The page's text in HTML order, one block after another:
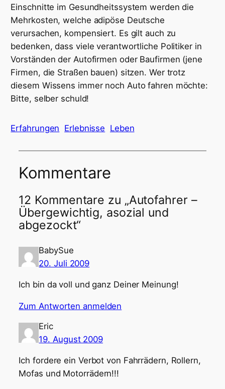
Einschnitte im Gesundheitssystem werden die
Mehrkosten, welche adipöse Deutsche
verursachen, kompensiert. Es gilt auch zu
bedenken, dass viele verantwortliche Politiker in
Vorständen der Autofirmen oder Baufirmen (jene
Firmen, die Straßen bauen) sitzen. Wer trotz
diesem Wissens immer noch Auto fahren möchte:
Bitte, selber schuld!
Erfahrungen Erlebnisse Leben
Kommentare
12 Kommentare zu „Autofahrer –
Übergewichtig, asozial und
abgezockt“
BabySue
20. Juli 2009
Ich bin da voll und ganz Deiner Meinung!
Zum Antworten anmelden
Eric
19. August 2009
Ich fordere ein Verbot von Fahrrädern, Rollern,
Mofas und Motorrädern!!!